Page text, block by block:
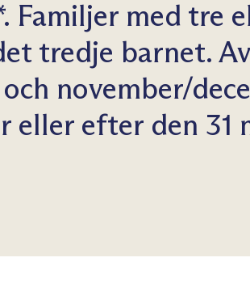
Familjer med tre
tredje barnet.
november/
efter den 31